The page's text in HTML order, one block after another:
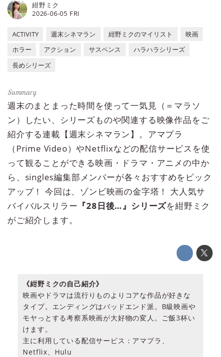
2026-06-05 FRI
紺野ミク
ACTIVITY 週末シネマラン 紺野ミクのマイリスト
映画
ホラー
アクション サスペンス
ハラハラシリーズ
長めシリーズ
週末のまとまった時間を使って一気見（＝マラソ
ン）したい、シリーズものや関連する映像作品をご
紹介する連載【週末シネマラン】。アマプラ
（Prime Video）やNetflixなどの配信サービスを使
って観ることができる映画・ドラマ・アニメの中か
ら、singles編集部メンバーが各々おすすめをピック
アップ！ 今回は、ゾンビ映画の金字塔！ 大人気サ
バイバルスリラー 『28日後…』シリーズを紺野ミク
がご紹介します。
《紺野ミクの自己紹介》
映画やドラマは流行りものよりコアな作品が好きな
タイプ。エンディングはバッドエンド派。B級映画や
モヤっとする考察系映画が大好物の変人。ご飯3杯い
けます。
主に利用している配信サービス：アマプラ、
Netflix、Hulu